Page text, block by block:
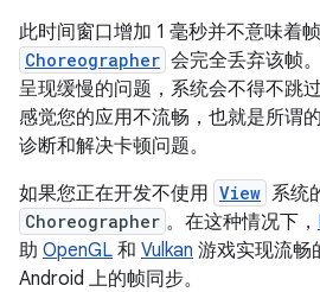
此时间窗口增加 1 毫秒并不意味着
Choreographer 会完全丢弃该帧
呈现缓慢的问题，系统会不得不跳
感觉您的应用不流畅，也就是所谓的
诊断和解决卡顿问题。
如果您正在开发不使用 View 系统
Choreographer 。在这种情况下，
助 OpenGL 和 Vulkan 游戏实现流畅
Android 上的帧同步。